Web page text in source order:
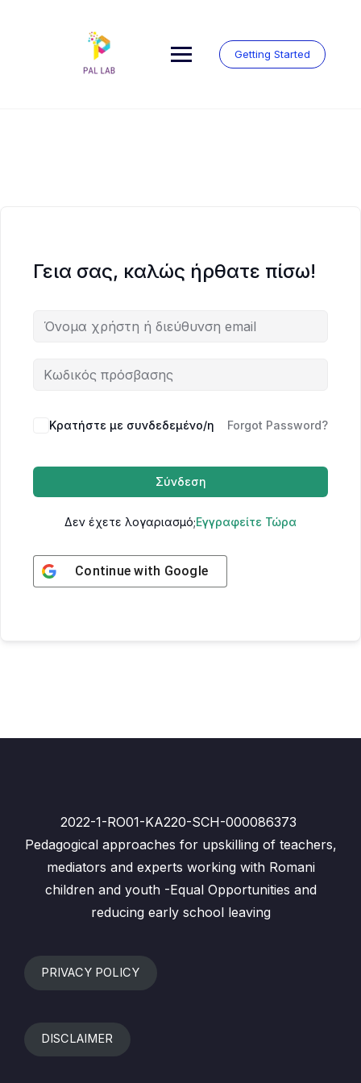
Getting Started
Γεια σας, καλώς ήρθατε πίσω!
Κρατήστε με συνδεδεμένο/η Forgot Password?
Σύνδεση
Δεν έχετε λογαριασμό;Εγγραφείτε Τώρα
Continue with Google
2022-1-RO01-KA220-SCH-000086373
Pedagogical approaches for upskilling of teachers,
mediators and experts working with Romani
children and youth -Equal Opportunities and
reducing early school leaving
PRIVACY POLICY
DISCLAIMER